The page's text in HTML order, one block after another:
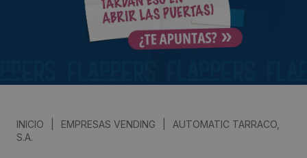
INICIO EMPRESAS VENDING
AUTOMATIC TARRACO,
S.A.